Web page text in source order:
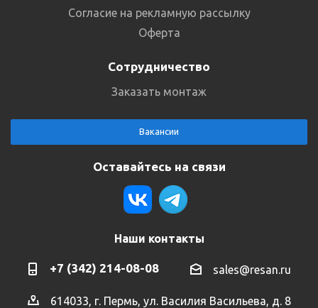
Согласие на рекламную рассылку
Оферта
Сотрудничество
Заказать монтаж
Вакансии
Оставайтесь на связи
Наши контакты
+7 (342) 214-08-08 sales@resan.ru
614033, г. Пермь, ул. Василия Васильева, д. 8